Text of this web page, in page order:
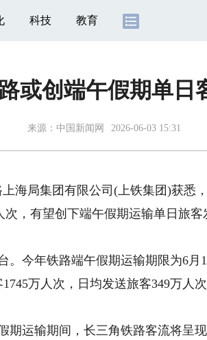
科技 教育
或创端午假期单日
来源： 中国新闻网 2026-06-03 15:31
海局集团有限公司(上铁集团)获悉
，有望创下端午假期运输单日旅客
今年铁路端午假期运输期限为6月
万人次，日均发送旅客349万人
运输期间，长三角铁路客流将呈